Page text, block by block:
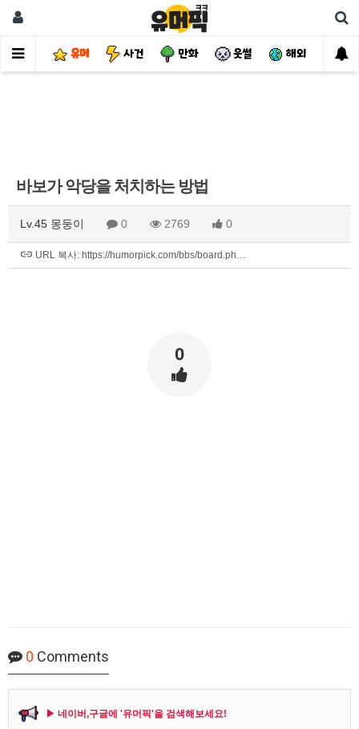
유머 사건 만화 웃썰 해외 핫
바보가 악당을 처치하는 방법
Lv.45 몽둥이 0 2769 0
URL 복사: https://humorpick.com/bbs/board.ph…
0
0 Comments
▶ 네이버,구글에 '유머픽'을 검색해보세요!